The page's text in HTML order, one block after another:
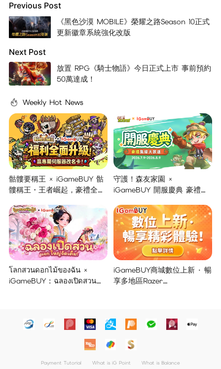
Previous Post
《黑色沙漠 MOBILE》榮耀之路Season 10正式
更新徽章系統強化改版
Next Post
放置 RPG《騎士物語》今日正式上市 事前預約
50萬達成！
Weekly Hot News
骷髏要稱王 × iGameBUY 骷
髏稱王・王者崛起，豪禮全面
守護！森友家園 ×
iGameBUY 開服慶典 豪禮集
โลกสวนดอกไม้ของฉัน ×
iGameBUY : ฉลองเปิดสวน
iGameBUY商城數位上新 · 暢
享多地區Razer
Payment Tutorial What is iG Point What is Balance